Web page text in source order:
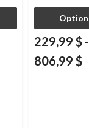
229,99 $ -
806,99 $